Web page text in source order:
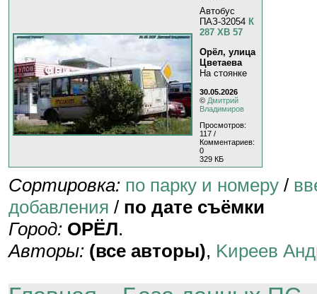
Автобус
ПАЗ-32054 К
287 ХВ 57
Орёл, улица
Цветаева
На стоянке
30.05.2026
© Дмитрий
Владимиров
Просмотров:
117 /
Комментариев:
0
329 КБ
Сортировка: по парку и номеру /
добавления / по дате съёмки
Город: ОРЁЛ.
Авторы: (все авторы), Kиpeeв